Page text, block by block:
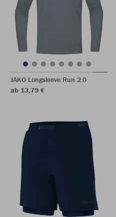
JAKO Longsleeve Run 2.0
ab 13,79 €